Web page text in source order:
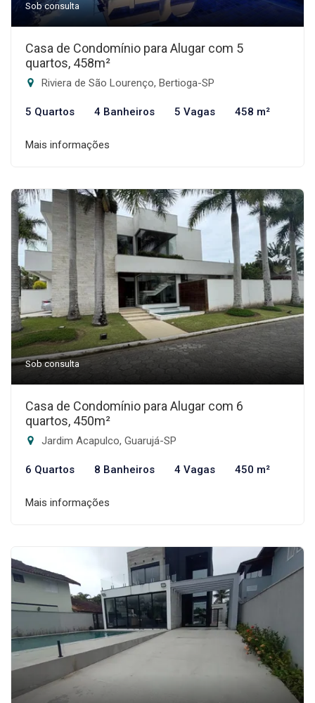
Sob consulta
Casa de Condomínio para Alugar com 5
quartos, 458m²
Riviera de São Lourenço, Bertioga-SP
5 Quartos 4 Banheiros 5 Vagas 458 m²
Mais informações
Sob consulta
Casa de Condomínio para Alugar com 6
quartos, 450m²
Jardim Acapulco, Guarujá-SP
6 Quartos 8 Banheiros 4 Vagas 450 m²
Mais informações